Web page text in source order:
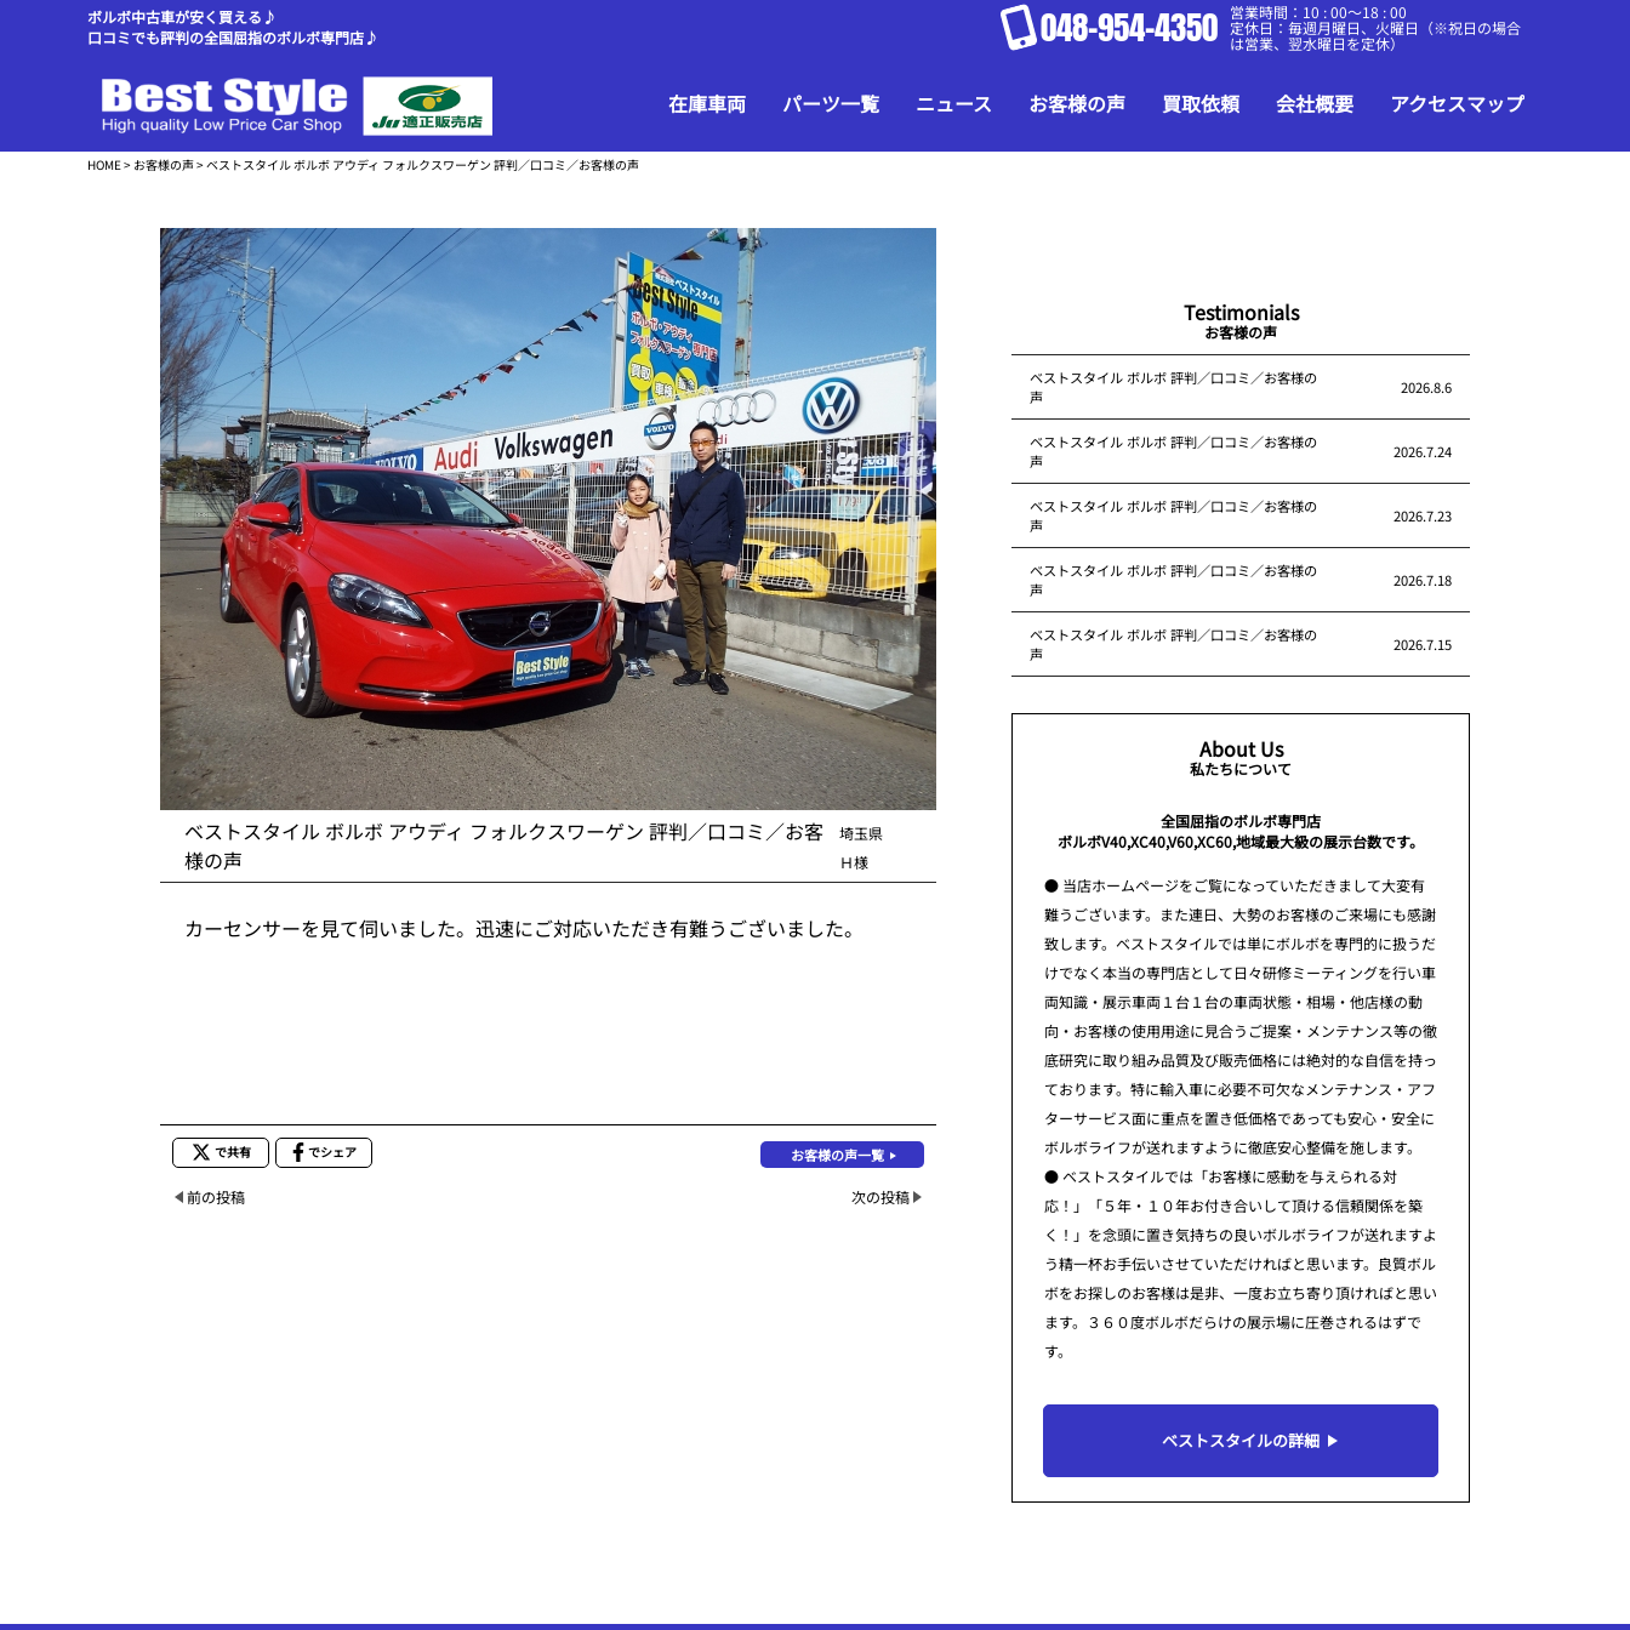
ボルボ中古車が安く買える♪
口コミでも評判の全国屈指のボルボ専門店♪
048-954-4350 営業時間：10 : 00～18 : 00
定休日：毎週月曜日、火曜日（※祝日の場合
は営業、翌水曜日を定休）
在庫車両 パーツ一覧 ニュース お客様の声 買取依頼 会社概要 アクセスマップ
HOME> お客様の声> ベストスタイル ボルボ アウディ フォルクスワーゲン 評判／口コミ／お客様の声
ベストスタイル ボルボ アウディ フォルクスワーゲン 評判／口コミ／お客
様の声
埼玉県
Ｈ様
カーセンサーを見て伺いました。迅速にご対応いただき有難うございました。
で共有 でシェア お客様の声一覧
前の投稿 次の投稿
Testimonials
お客様の声
ベストスタイル ボルボ 評判／口コミ／お客様の
声
2026.8.6
ベストスタイル ボルボ 評判／口コミ／お客様の
声
2026.7.24
ベストスタイル ボルボ 評判／口コミ／お客様の
声
2026.7.23
ベストスタイル ボルボ 評判／口コミ／お客様の
声
2026.7.18
ベストスタイル ボルボ 評判／口コミ／お客様の
声
2026.7.15
About Us
私たちについて
全国屈指のボルボ専門店
ボルボV40,XC40,V60,XC60,地域最大級の展示台数です。
● 当店ホームページをご覧になっていただきまして大変有
難うございます。また連日、大勢のお客様のご来場にも感謝
致します。ベストスタイルでは単にボルボを専門的に扱うだ
けでなく本当の専門店として日々研修ミーティングを行い車
両知識・展示車両１台１台の車両状態・相場・他店様の動
向・お客様の使用用途に見合うご提案・メンテナンス等の徹
底研究に取り組み品質及び販売価格には絶対的な自信を持っ
ております。特に輸入車に必要不可欠なメンテナンス・アフ
ターサービス面に重点を置き低価格であっても安心・安全に
ボルボライフが送れますように徹底安心整備を施します。
● ベストスタイルでは「お客様に感動を与えられる対
応！」「５年・１０年お付き合いして頂ける信頼関係を築
く！」を念頭に置き気持ちの良いボルボライフが送れますよ
う精一杯お手伝いさせていただければと思います。良質ボル
ボをお探しのお客様は是非、一度お立ち寄り頂ければと思い
ます。３６０度ボルボだらけの展示場に圧巻されるはずで
す。
ベストスタイルの詳細